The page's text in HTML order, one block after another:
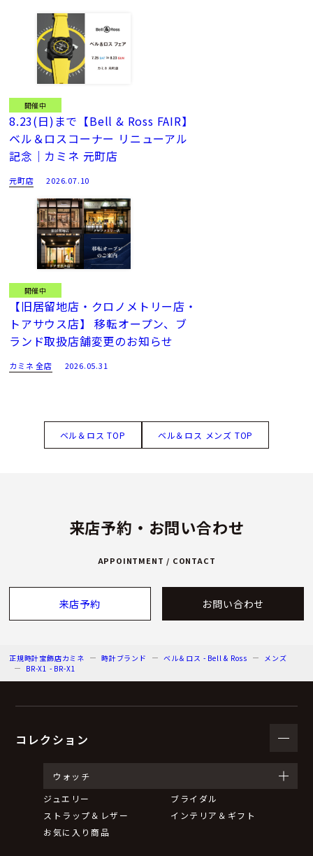
開催中
8.23(日)まで【Bell & Ross FAIR】
ベル＆ロスコーナー リニューアル
記念｜カミネ 元町店
元町店 2026.07.10
開催中
【旧居留地店・クロノメトリー店・
トアサウス店】 移転オープン、ブ
ランド取扱店舗変更のお知らせ
カミネ 全店 2026.05.31
ベル＆ロス TOP ベル＆ロス メンズ TOP
来店予約・お問い合わせ
APPOINTMENT / CONTACT
来店予約 お問い合わせ
正規時計宝飾店カミネ 時計ブランド ベル＆ロス - Bell & Ross
メンズ
BR-X1 - BR-X1
コレクション
ウォッチ
ジュエリー
ブライダル
ストラップ＆レザー
インテリア＆ギフト
お気に入り商品